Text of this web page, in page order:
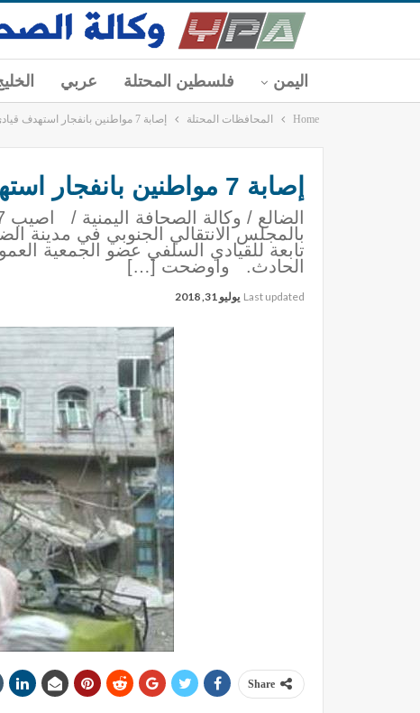
اليمن فلسطين المحتلة عربي
Home المحافظات المحتلة إصابة 7 مواطنين بانفجار استهدف قيادي سلفي بالانتقالي الجنوبي في مدينة الضالع
إصابة 7 مواطنين بانفجار استهدف قيادي سلفي بالانتقالي الجنوبي في مدينة الضالع
بالمجلس الانتقالي الجنوبي في مدينة
تابعة للقيادي السلفي عضو الجمعية
الحادث. واوضحت […]
Last updated يوليو 31, 2018
Share